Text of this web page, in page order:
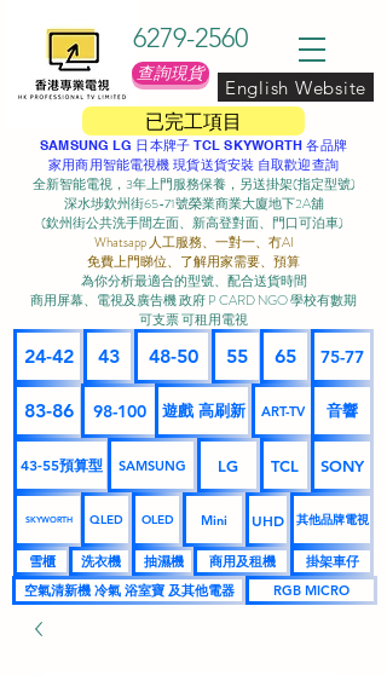
已完工項目
6279-2560
查詢現貨
English Website
SAMSUNG LG 日本牌子 TCL SKYWORTH 各品牌
家用商用智能電視機 現貨送貨安裝 自取歡迎查詢
全新智能電視，3年上門服務保養，另送掛架(指定型號)
深水埗欽州街65-71號榮業商業大廈地下2A舖
(欽州街公共洗手間左面、新高登對面、門口可泊車) ​
Whatsapp 人工服務、一對一、冇AI
免費上門睇位、了解用家需要、預算
為你分析最適合的型號、配合送貨時間
商用屏幕、電視及廣告機 政府 P CARD NGO 學校有數期
可支票 可租用電視
24-42 43 48-50 55 65 75-77
83-86 98-100 遊戲 高刷新 ART-TV 音響
43-55預算型 SAMSUNG LG TCL SONY
SKYWORTH QLED OLED Mini UHD 其他品牌電視
雪櫃 洗衣機 抽濕機 商用及租機
掛架車仔
空氣清新機 冷氣 浴室寶 及其他電器
RGB MICRO